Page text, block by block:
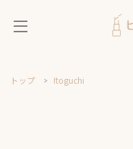
トップ Itoguchi